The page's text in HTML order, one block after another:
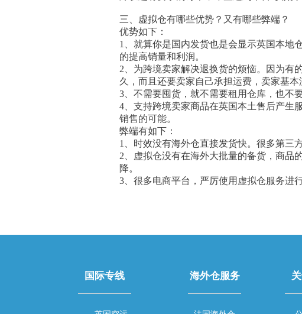
三、虚拟仓有哪些优势？又有哪些弊端？
优势如下：
1、就算你是国内发货也是会显示英国本地
的提高销量和利润。
2、为跨境卖家解决退换货的烦恼。因为有
久，而且还要卖家自己承担运费，卖家基
3、不需要囤货，就不需要租用仓库，也不
4、支持跨境卖家商品在英国本土售后产生
销售的可能。‍
弊端有如下：
1、时效没有海外仓直接发货快。很多第三
2、虚拟仓没有在海外大批量的备货，商品
降。
3、很多电商平台，严厉使用虚拟仓服务进
国际专线 海外仓服务